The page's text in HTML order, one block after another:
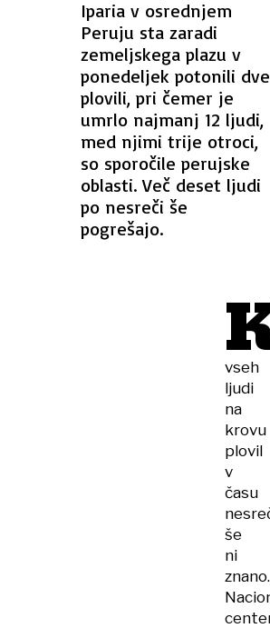
Iparia v osrednjem
Peruju sta zaradi
zemeljskega plazu v
ponedeljek potonili dve
plovili, pri čemer je
umrlo najmanj 12 ljudi,
med njimi trije otroci,
so sporočile perujske
oblasti. Več deset ljudi
po nesreči še
pogrešajo.
vseh
ljudi
na
krovu
plovil
v
času
še
ni
znano.